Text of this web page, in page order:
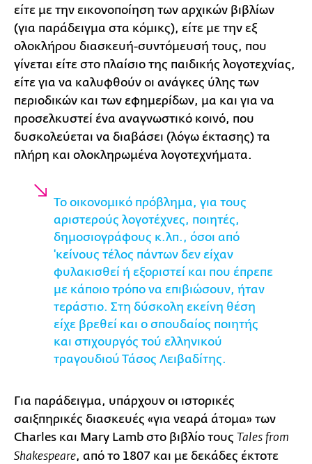
είτε με την εικονοποίηση των αρχικών βιβλίων
(για παράδειγμα στα κόμικς), είτε με την εξ
ολοκλήρου διασκευή-συντόμευσή τους, που
γίνεται είτε στο πλαίσιο της παιδικής λογοτεχνίας,
είτε για να καλυφθούν οι ανάγκες ύλης των
περιοδικών και των εφημερίδων, μα και για να
προσελκυστεί ένα αναγνωστικό κοινό, που
δυσκολεύεται να διαβάσει (λόγω έκτασης) τα
πλήρη και ολοκληρωμένα λογοτεχνήματα.
Το οικονομικό πρόβλημα, για τους
αριστερούς λογοτέχνες, ποιητές,
δημοσιογράφους κ.λπ., όσοι από
'κείνους τέλος πάντων δεν είχαν
φυλακισθεί ή εξοριστεί και που έπρεπε
με κάποιο τρόπο να επιβιώσουν, ήταν
τεράστιο. Στη δύσκολη εκείνη θέση
είχε βρεθεί και ο σπουδαίος ποιητής
και στιχουργός τού ελληνικού
τραγουδιού Τάσος Λειβαδίτης.
Για παράδειγμα, υπάρχουν οι ιστορικές
σαιξπηρικές διασκευές «για νεαρά άτομα» των
Charles και Mary Lamb στο βιβλίο τους Tales from
Shakespeare, από το 1807 και με δεκάδες έκτοτε